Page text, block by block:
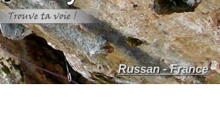
Russan - France